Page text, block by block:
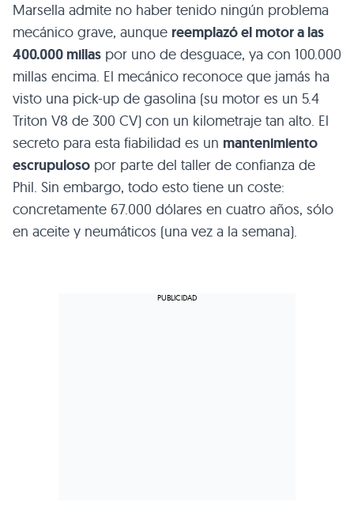
Marsella admite no haber tenido ningún problema
mecánico grave, aunque reemplazó el motor a las
400.000 millas por uno de desguace, ya con 100.000
millas encima. El mecánico reconoce que jamás ha
visto una pick-up de gasolina (su motor es un 5.4
Triton V8 de 300 CV) con un kilometraje tan alto. El
secreto para esta fiabilidad es un mantenimiento
escrupuloso por parte del taller de confianza de
Phil. Sin embargo, todo esto tiene un coste:
concretamente 67.000 dólares en cuatro años, sólo
en aceite y neumáticos (una vez a la semana).